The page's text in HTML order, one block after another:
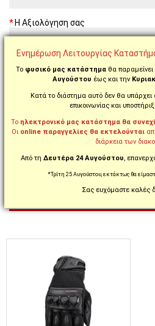
Η Αξιολόγηση σας
Σημείωση:Παρακαλούμε όχι
ΒαθμολογίαΚακή
Ενημέρωση Λειτουργίας
Το φυσικό μας κατάστημα θα παραμείνει
Αυγούστου έως και την
Κατά το διάστημα αυτό δεν θα
επικοινωνίας και
Το ηλεκτρονικό μας κατάστημα θα
Οι online παραγγελίες θα εκτελούνται
διάρκεια των
Από τη Δευτέρα 24 Αυγούστου,
*Τρίτη 25 Αυγούστου, εκτάκτως θα
Σας ευχόμαστε καλές